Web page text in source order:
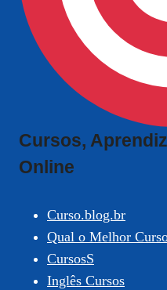
Cursos,
Online
Curso.blog.br
Qual o Melhor
CursosS
Inglês Cursos